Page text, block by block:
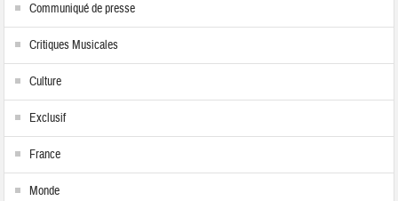
Communiqué de presse
Critiques Musicales
Culture
Exclusif
France
Monde